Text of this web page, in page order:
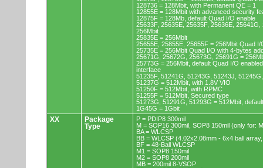
128736 = 128Mbit, with Permanent QE = 1
12855E = 128Mbit with advanced security
12875F = 128Mb, default Quad I/O enable
25633F, 25635E, 25635F, 25636E,
256Mbit
25835E = 256Mbit
25655E, 25855E, 25655F = 256Mbit Quad
25735E = 256Mbit Quad I/O with 4-bytes
25671G, 25672G, 25673G, 25691G =
25773G = 256Mbit, default Quad I/O
interface
51235F, 51241G, 51243G, 51243J,
51237G = 512Mbit, with 1.8V VIO
51250F = 512Mbit, with RPMC
51255F = 512Mbit, Secured type
51273G, 51291G, 51293G = 512Mbit,
1G45G = 1Gbit
XX
Package
Type
P = PDIP8 300mil
M = SOP16 300mil, SOP8 150mil (only for:
BA = WLCSP
BB = WLCSP (4.02x2.08mm - 6x4 ball
BF = 48-Ball WLCSP
M1 = SOP8 150mil
M2 = SOP8 200mil
MB = 200mil 8-VSOP